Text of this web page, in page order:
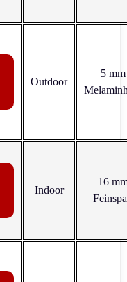
Outdoor
5 mm
Indoor
16